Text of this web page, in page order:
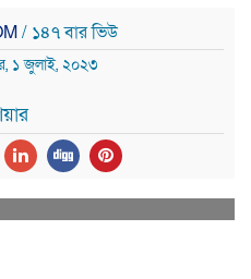
/ ১৪৭ বার ভিউ
১ জুলাই, ২০২৩